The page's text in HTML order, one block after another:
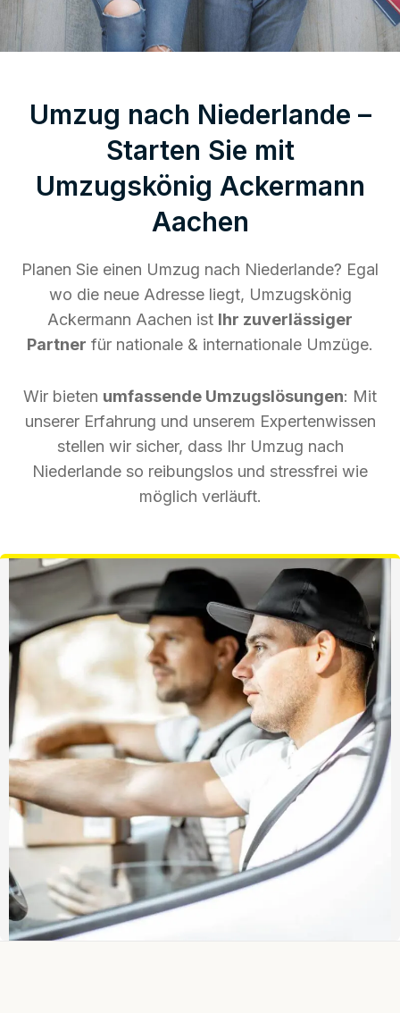
Umzug nach Niederlande –
Starten Sie mit
Umzugskönig Ackermann
Aachen
Planen Sie einen Umzug nach Niederlande? Egal
wo die neue Adresse liegt, Umzugskönig
Ackermann Aachen ist Ihr zuverlässiger
Partner für nationale & internationale Umzüge.
Wir bieten umfassende Umzugslösungen: Mit
unserer Erfahrung und unserem Expertenwissen
stellen wir sicher, dass Ihr Umzug nach
Niederlande so reibungslos und stressfrei wie
möglich verläuft.